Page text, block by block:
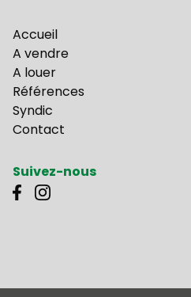
Accueil
A vendre
A louer
Références
Syndic
Contact
Suivez-nous